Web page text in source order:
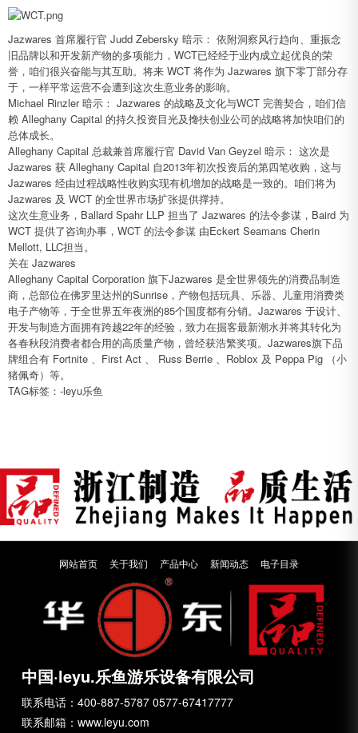
Jazwares 首席履行官 Judd Zebersky 暗示： 依附洞察风行趋向、重振念
旧品牌以和开发新产物的多项能力，WCT已经经于业内成立起优良的荣
誉，咱们很兴奋能与其互助。将来 WCT 将作为 Jazwares 旗下零丁部分存
于，一样平常运营不会遭到这次生意业务的影响。
Michael Rinzler 暗示： Jazwares 的战略及文化与WCT 完善契合，咱们信
赖 Alleghany Capital 的持久投资目光及搀扶创业公司的战略将加快咱们的
总体成长。
Alleghany Capital 总裁兼首席履行官 David Van Geyzel 暗示： 这次是
Jazwares 获 Alleghany Capital 自2013年初次投资后的第四笔收购，这与
Jazwares 经由过程战略性收购实现有机增加的战略是一致的。咱们将为
Jazwares 及 WCT 的全世界市场扩张提供撑持。
这次生意业务，Ballard Spahr LLP 担当了 Jazwares 的法令参谋，Baird 为
WCT 提供了咨询办事，WCT 的法令参谋 由Eckert Seamans Cherin
Mellott, LLC担当。
关在 Jazwares
Alleghany Capital Corporation 旗下Jazwares 是全世界领先的消费品制造
商，总部位在佛罗里达州的Sunrise，产物包括玩具、乐器、儿童用消费类
电子产物等，于全世界五年夜洲的85个国度都有分销。Jazwares 于设计、
开发与制造方面拥有跨越22年的经验，致力在掘客最新潮水并将其转化为
各春秋段消费者都合用的高质量产物，曾经获浩繁奖项。Jazwares旗下品
牌组合有 Fortnite 、First Act 、 Russ Berrie 、Roblox 及 Peppa Pig （小
猪佩奇）等。
TAG标签：-leyu乐鱼
网站首页 关于我们 产品中心 新闻动态 电子目录
中国·leyu.乐鱼游乐设备有限公司
联系电话：400-887-5787 0577-67417777
联系邮箱：www.leyu.com